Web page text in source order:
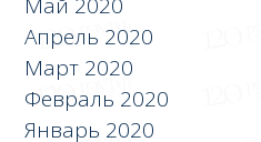
Апрель 2020
Март 2020
Февраль 2020
Январь 2020